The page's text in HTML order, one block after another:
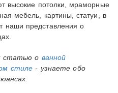
высокие потолки, мраморные
мебель, картины, статуи, в
наши представления о
статью о ванной
стиле- узнаете обо